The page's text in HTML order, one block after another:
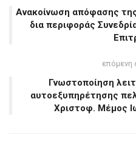
Ανακοίνωση απόφασης
δια περιφοράς
επόμενη
Γνωστοποίηση
αυτοεξυπηρέτησης
Χριστοφ. Μέμος